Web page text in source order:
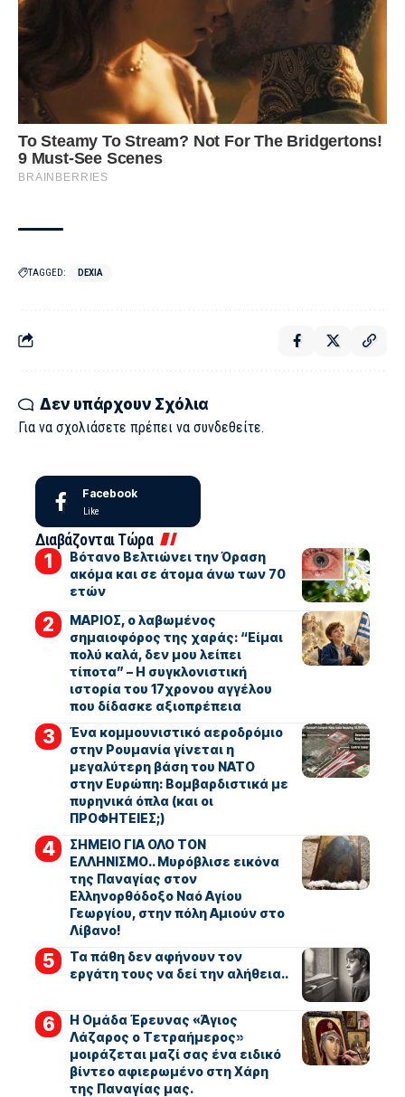
TAGGED: DEXIA
Δεν υπάρχουν Σχόλια
Για να σχολιάσετε πρέπει να συνδεθείτε.
Facebook
Like
Διαβάζονται Τώρα
Βότανο Βελτιώνει την Όραση
ακόμα και σε άτομα άνω των 70
ετών
ΜΑΡΙΟΣ, ο λαβωμένος
σημαιοφόρος της χαράς: “Είμαι
πολύ καλά, δεν μου λείπει
τίποτα” – Η συγκλονιστική
ιστορία του 17χρονου αγγέλου
που δίδασκε αξιοπρέπεια
Ένα κομμουνιστικό αεροδρόμιο
στην Ρουμανία γίνεται η
μεγαλύτερη βάση του ΝΑΤΟ
στην Ευρώπη: Βομβαρδιστικά με
πυρηνικά όπλα (και οι
ΠΡΟΦΗΤΕΙΕΣ;)
ΣΗΜΕΙΟ ΓΙΑ ΟΛΟ ΤΟΝ
ΕΛΛΗΝΙΣΜΟ.. Μυρόβλισε εικόνα
της Παναγίας στον
Ελληνορθόδοξο Ναό Αγίου
Γεωργίου, στην πόλη Αμιούν στο
Λίβανο!
Τα πάθη δεν αφήνουν τον
εργάτη τους να δεί την αλήθεια..
Η Ομάδα Έρευνας «Άγιος
Λάζαρος ο Τετραήμερος»
μοιράζεται μαζί σας ένα ειδικό
βίντεο αφιερωμένο στη Χάρη
της Παναγίας μας.